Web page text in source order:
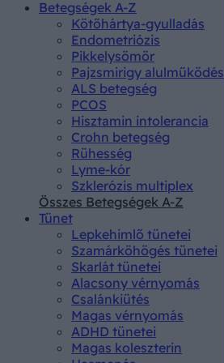
Betegségek A-Z
Kötőhártya-gyulladás
Endometriózis
Pikkelysömör
Pajzsmirigy alulműködés
ALS betegség
PCOS
Hisztamin intolerancia
Crohn betegség
Rühesség
Lyme-kór
Szklerózis multiplex
Összes Betegségek A-Z
Tünet
Lepkehimlő tünetei
Szamárköhögés tünetei
Skarlát tünetei
Alacsony vérnyomás
Csalánkiütés
Magas vérnyomás
ADHD tünetei
Magas koleszterin